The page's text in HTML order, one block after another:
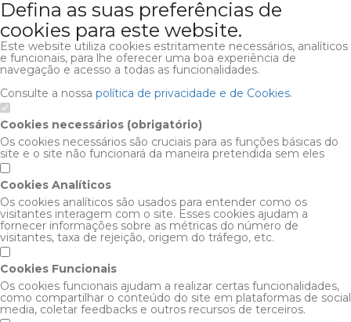
Defina as suas preferências de
cookies para este website.
Este website utiliza cookies estritamente necessários, analíticos
e funcionais, para lhe oferecer uma boa experiência de
navegação e acesso a todas as funcionalidades.
Consulte a nossa política de privacidade e de Cookies.
Cookies necessários (obrigatório)
Os cookies necessários são cruciais para as funções básicas do
site e o site não funcionará da maneira pretendida sem eles
Cookies Analíticos
Os cookies analíticos são usados para entender como os
visitantes interagem com o site. Esses cookies ajudam a
fornecer informações sobre as métricas do número de
visitantes, taxa de rejeição, origem do tráfego, etc.
Cookies Funcionais
Os cookies funcionais ajudam a realizar certas funcionalidades,
como compartilhar o conteúdo do site em plataformas de social
media, coletar feedbacks e outros recursos de terceiros.